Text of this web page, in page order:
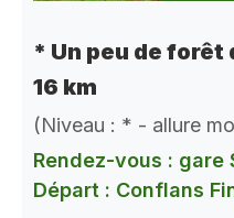
* Un peu de forêt
16 km
(Niveau : * - allure
Rendez-vous : gare
Départ : Conflans